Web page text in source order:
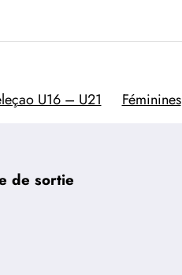
U16 – U21 Féminines
de sortie